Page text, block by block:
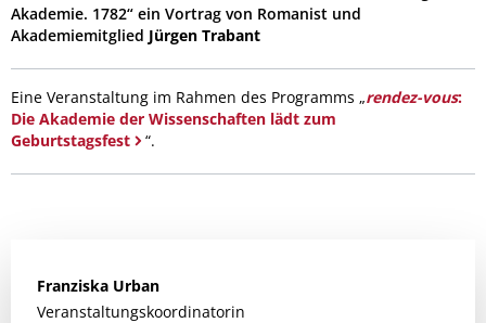
Akademie. 1782“ ein Vortrag von Romanist und
Akademiemitglied Jürgen Trabant
Eine Veranstaltung im Rahmen des Programms „rendez-vous:
Die Akademie der Wissenschaften lädt zum
Geburtstagsfest
“.
Franziska Urban
Veranstaltungskoordinatorin